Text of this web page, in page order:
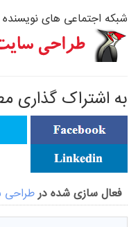
شبکه اجتماعی های نویسنده
به اشتراک گذاری
فعال سازی شده درطراحی